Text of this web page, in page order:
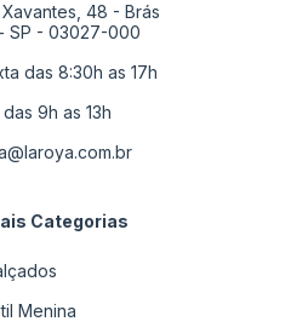
48 - Brás
SP - 03027-000
das 8:30h as 17h
9h as 13h
Categorias
Menina